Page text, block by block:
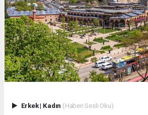
Erkek| Kadın (Haberi Sesli Oku)